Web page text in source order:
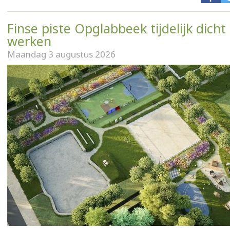
Finse piste Opglabbeek tijdelijk
werken
Maandag 3 augustus 2026